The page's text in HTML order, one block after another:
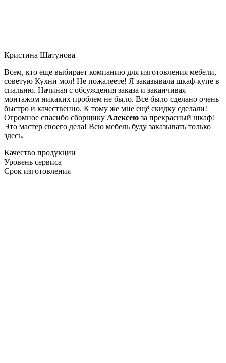
Кристина Шатунова
Всем, кто еще выбирает компанию для изготовления мебели,
советую Кухни мол! Не пожалеете! Я заказывала шкаф-купе в
спальню. Начиная с обсуждения заказа и заканчивая
монтажом никаких проблем не было. Все было сделано очень
быстро и качественно. К тому же мне ещё скидку сделали!
Огромное спасибо сборщику Алексею за прекрасный шкаф!
Это мастер своего дела! Всю мебель буду заказывать только
здесь.
Качество продукции
Уровень сервиса
Срок изготовления